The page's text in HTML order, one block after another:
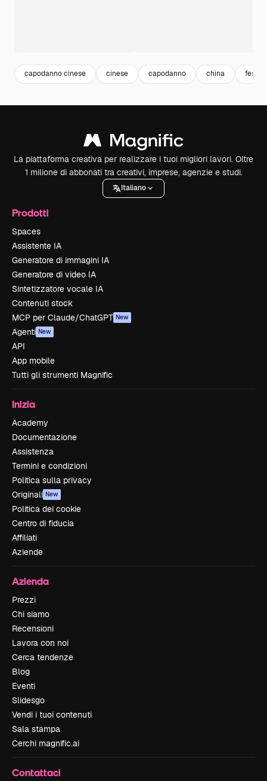
capodanno cinese cinese capodanno china
La piattaforma creativa per realizzare i tuoi migliori lavori. Oltre
1 milione di abbonati tra creativi, imprese, agenzie e studi.
Italiano
Prodotti
Spaces
Assistente IA
Generatore di immagini IA
Generatore di video IA
Sintetizzatore vocale IA
Contenuti stock
MCP per Claude/ChatGPT New
Agenti New
API
App mobile
Tutti gli strumenti Magnific
Inizia
Academy
Documentazione
Assistenza
Termini e condizioni
Politica sulla privacy
Originali New
Politica dei cookie
Centro di fiducia
Affiliati
Aziende
Azienda
Prezzi
Chi siamo
Recensioni
Lavora con noi
Cerca tendenze
Blog
Eventi
Slidesgo
Vendi i tuoi contenuti
Sala stampa
Cerchi magnific.ai
Contattaci